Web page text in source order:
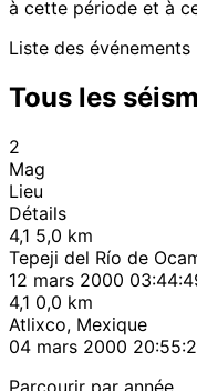
à cette période et à
Liste des événements
Tous les
2
Mag
Lieu
Détails
4,1 5,0 km
Tepeji del Río de
12 mars 2000
4,1 0,0 km
Atlixco, Mexique
04 mars 2000